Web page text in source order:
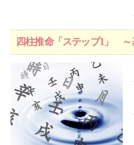
四柱推命「ステップ1」 ～